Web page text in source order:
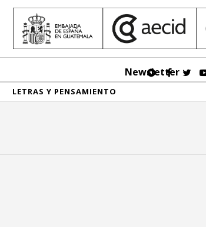
Newsletter
LETRAS Y PENSAMIENTO